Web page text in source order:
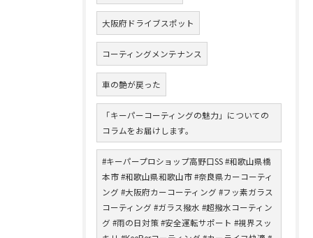
大阪府ドライブスポット
コーティングメンテナンス
車の艶が戻った
「キーパーコーティングの魅力」についての
コラムをお届けします。
#キーパープロショップ高野口SS #和歌山県橋
本市 #和歌山県和歌山市 #奈良県カーコーティ
ング #大阪府カーコーティング #フッ素ガラス
コーティング #ガラス撥水 #超撥水コーティン
グ #雨の日対策 #安全運転サポート #視界スッ